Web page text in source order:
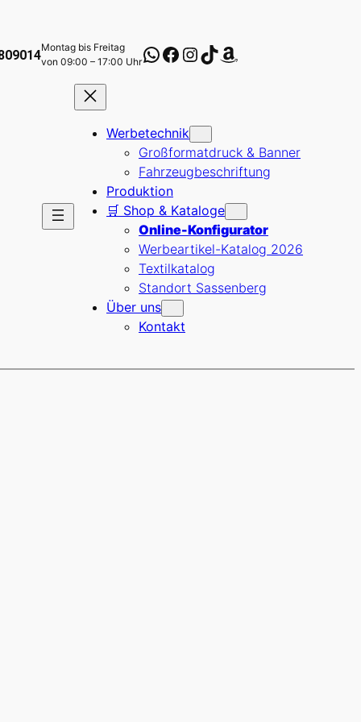
Montag bis Freitag
von 09:00 – 17:00 UhrWhatsApp
Facebook
Instagram
TikTok
Amazon
Werbetechnik
Großformatdruck & Banner
Fahrzeugbeschriftung
Produktion
🛒 Shop & Kataloge
Online-Konfigurator
Werbeartikel-Katalog 2026
Textilkatalog
Standort Sassenberg
Über uns
Kontakt